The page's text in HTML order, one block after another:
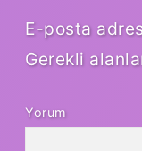
E-posta
Gerekli
Yorum